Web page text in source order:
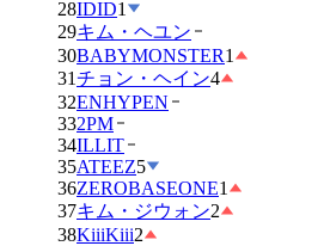
28IDID1
29キム・ヘユン
30BABYMONSTER1
31チョン・ヘイン4
32ENHYPEN
332PM
34ILLIT
35ATEEZ5
36ZEROBASEONE1
37キム・ジウォン2
38KiiiKiii2